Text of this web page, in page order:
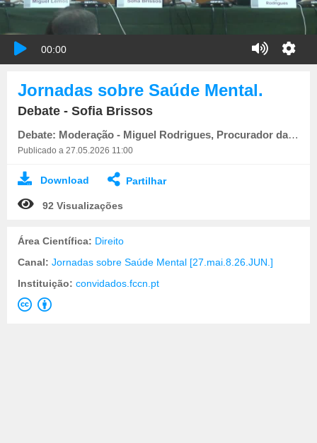
00:00
Jornadas sobre Saúde Mental.
Debate - Sofia Brissos
Debate: Moderação - Miguel Rodrigues, Procurador da República, Docente do CEJ
Publicado a 27.05.2026 11:00
Download Partilhar
92 Visualizações
Área Científica: Direito
Canal: Jornadas sobre Saúde Mental [27.mai.8.26.JUN.]
Instituição: convidados.fccn.pt